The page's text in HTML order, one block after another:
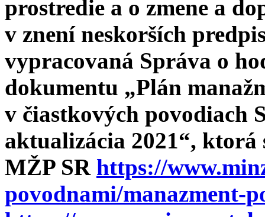
prostredie a o zmene a
v znení neskorších
vypracovaná Správa o
dokumentu „Plán
v čiastkových povodiach
aktualizácia 2021“, ktorá
MŽP SR https://
povodnami/manazment-